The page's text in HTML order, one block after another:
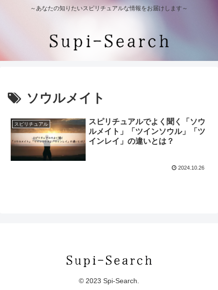
～あなたの知りたいスピリチュアルな情報をお届けします～
ソウルメイト
スピリチュアル
スピリチュアルでよく聞く「ソウ
ルメイト」「ツインソウル」「ツ
インレイ」の違いとは？
2024.10.26
© 2023 Spi-Search.